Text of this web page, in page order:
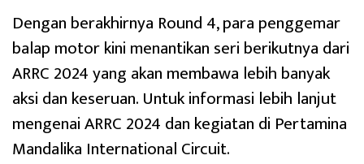
Dengan berakhirnya Round 4, para penggemar
balap motor kini menantikan seri berikutnya dari
ARRC 2024 yang akan membawa lebih banyak
aksi dan keseruan. Untuk informasi lebih lanjut
mengenai ARRC 2024 dan kegiatan di Pertamina
Mandalika International Circuit.